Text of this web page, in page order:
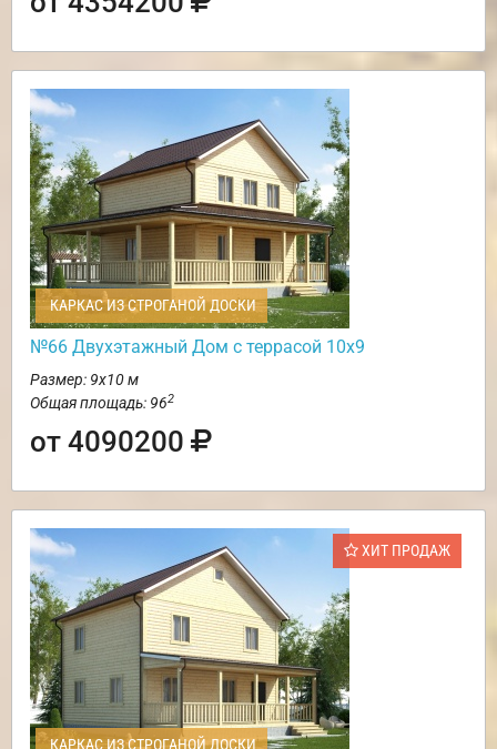
КАРКАС ИЗ СТРОГАНОЙ ДОСКИ
№66 Двухэтажный Дом с террасой 10х9
Размер: 9х10 м
Общая площадь: 962
от 4090200
ХИТ ПРОДАЖ
КАРКАС ИЗ СТРОГАНОЙ ДОСКИ